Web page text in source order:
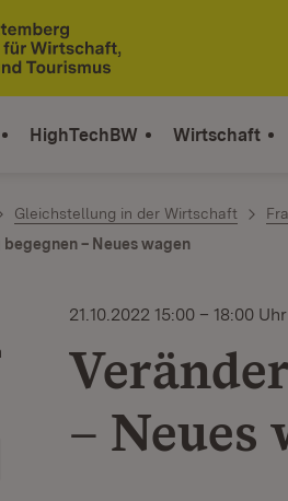
HighTechBW Wirtschaft
Gleichstellung in der Wirtschaft
– Neues wagen
21.10.2022 15:00 – 18:00 Uhr
– Neues